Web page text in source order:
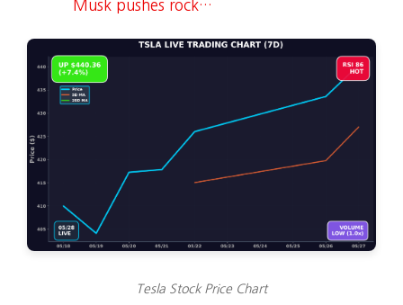
Musk pushes rock…
Tesla Stock Price Chart